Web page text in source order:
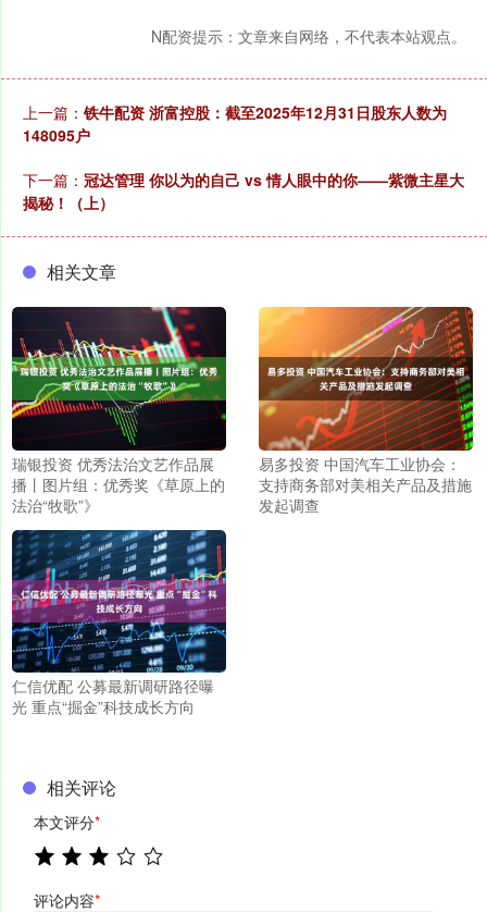
N配资提示：文章来自网络，不代表本站观点。
上一篇： 铁牛配资 浙富控股：截至2025年12月31日股东人数为
148095户
下一篇： 冠达管理 你以为的自己 vs 情人眼中的你——紫微主星大
揭秘！（上）
相关文章
瑞银投资 优秀法治文艺作品展
播丨图片组：优秀奖《草原上的
法治“牧歌”》
易多投资 中国汽车工业协会：
支持商务部对美相关产品及措施
发起调查
仁信优配 公募最新调研路径曝
光 重点“掘金”科技成长方向
相关评论
本文评分*
评论内容*